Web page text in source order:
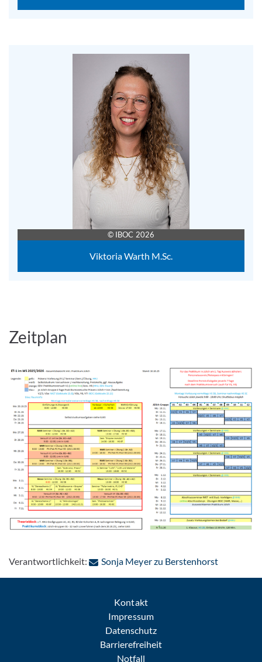
© IBOC 2026
Viktoria Warth M.Sc.
Zeitplan
Verantwortlichkeit: Sonja Meyer zu Berstenhorst: Per E-
Kontakt
Impressum
Datenschutz
Barrierefreiheit
Notfall